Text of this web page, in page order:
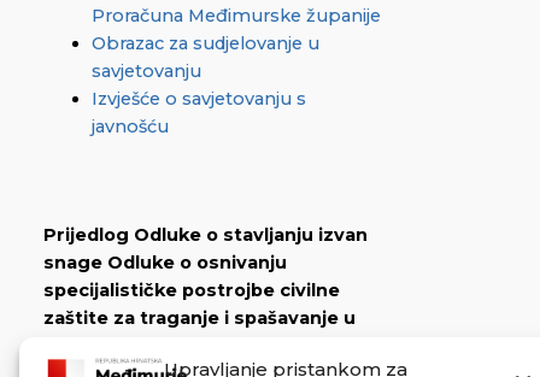
Upravljanje pristankom za
Proračuna Međimurske županije
Obrazac za sudjelovanje u
savjetovanju
Izvješće o savjetovanju s
javnošću
Prijedlog Odluke o stavljanju izvan
snage Odluke o osnivanju
specijalističke postrojbe civilne
zaštite za traganje i spašavanje u